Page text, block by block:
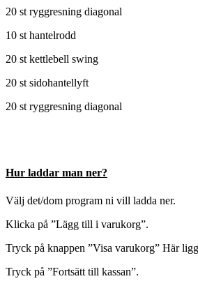
20 st ryggresning diagonal
10 st hantelrodd
20 st kettlebell swing
20 st sidohantellyft
20 st ryggresning diagonal
Hur laddar man ner?
Välj det/dom program ni vill ladda ner.
Klicka på ”Lägg till i varukorg”.
Tryck på knappen ”Visa varukorg” Här
Tryck på ”Fortsätt till kassan”.